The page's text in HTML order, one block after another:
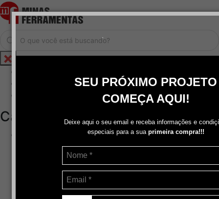
.
SEU PRÓXIMO PROJETO
COMEÇA AQUI!
Deixe aqui o seu email e receba informações e
especiais para a sua primeira compra!!!
Cadastrar / Logar
Central de Atendimento
Categorias
Disco de Corte
Disco de Corte e Desbaste-Dupla Aplicação
Disco de Desbaste
Escovas de Aço
Escovas de Latão